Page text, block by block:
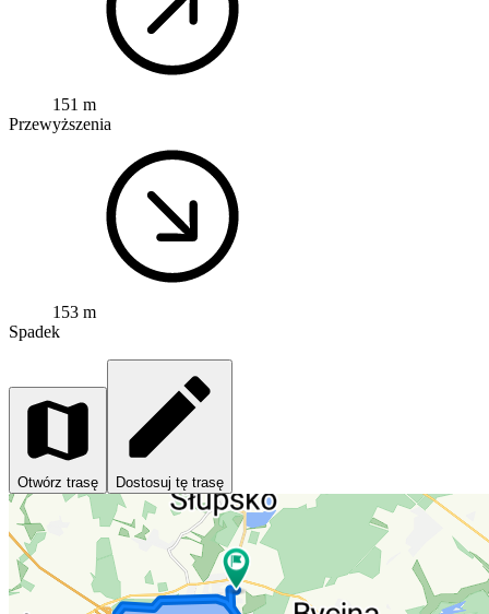
151 m
Przewyższenia
153 m
Spadek
Otwórz trasę Dostosuj tę trasę